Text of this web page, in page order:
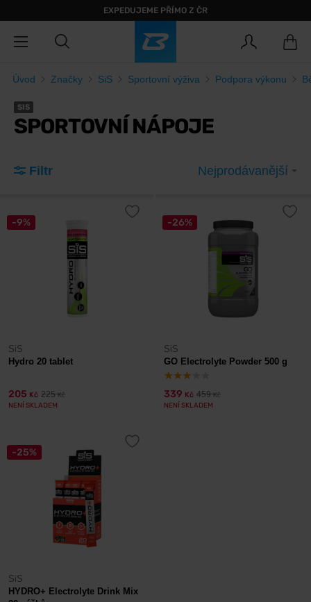
EXPEDUJEME PŘÍMO Z ČR
Úvod Značky SiS Sportovní výživa Podpora výkonu
SIS
SPORTOVNÍ NÁPOJE
Filtr Nejprodávanější
-9%
SiS
Hydro 20 tablet
205 Kč 225Kč
NENÍ SKLADEM
-26%
SiS
GO Electrolyte Powder 500 g
339 Kč 459Kč
NENÍ SKLADEM
-25%
SiS
HYDRO+ Electrolyte Drink Mix